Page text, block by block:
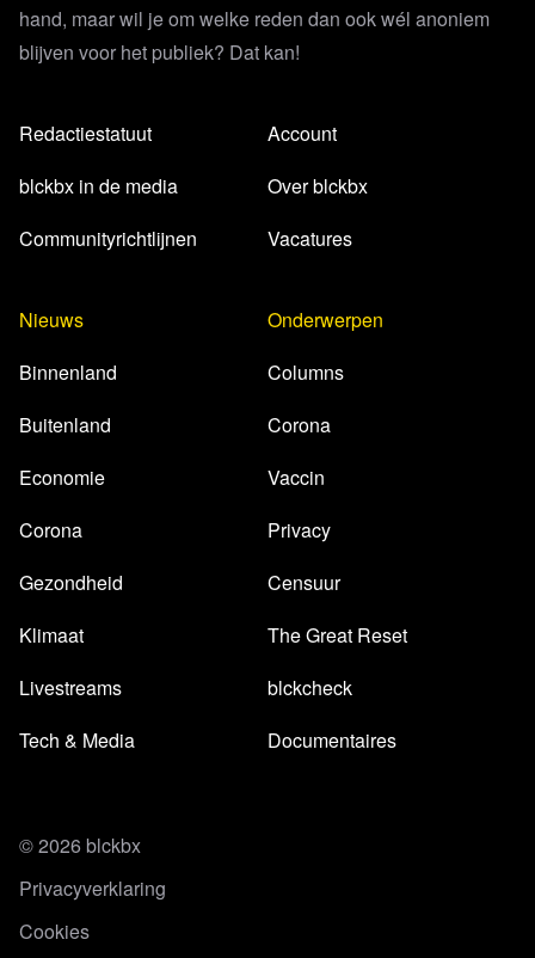
hand, maar wil je om welke reden dan ook wél anoniem
blijven voor het publiek? Dat kan!
Redactiestatuut
blckbx in de media
Communityrichtlijnen
Account
Over blckbx
Vacatures
Nieuws
Binnenland
Buitenland
Economie
Corona
Gezondheid
Klimaat
Livestreams
Tech & Media
Onderwerpen
Columns
Corona
Vaccin
Privacy
Censuur
The Great Reset
blckcheck
Documentaires
© 2026 blckbx
Privacyverklaring
Cookies